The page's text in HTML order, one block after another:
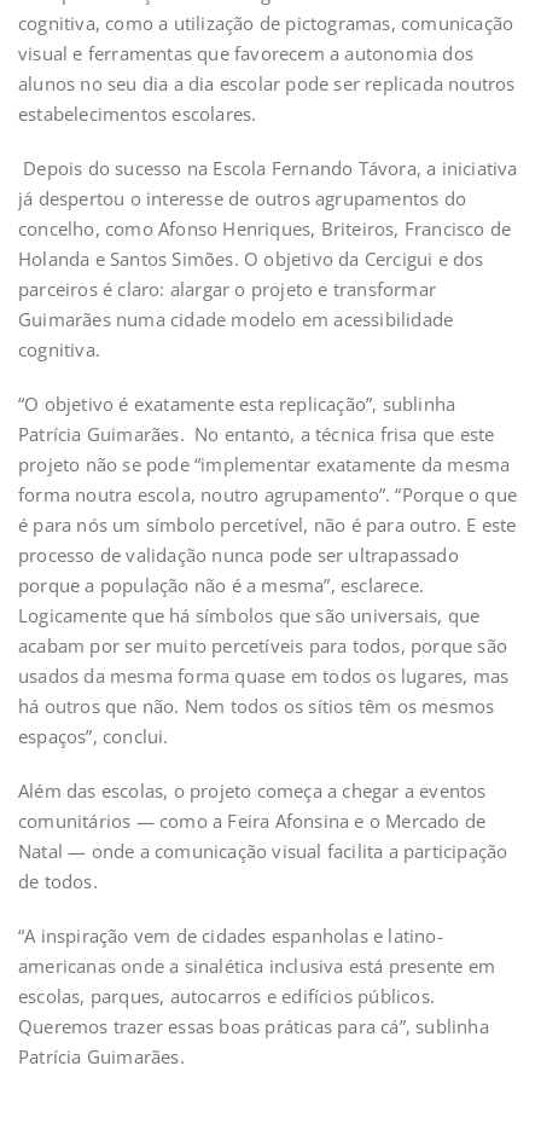
cognitiva, como a utilização de pictogramas, comunicação
visual e ferramentas que favorecem a autonomia dos
alunos no seu dia a dia escolar pode ser replicada noutros
estabelecimentos escolares.
Depois do sucesso na Escola Fernando Távora, a iniciativa
já despertou o interesse de outros agrupamentos do
concelho, como Afonso Henriques, Briteiros, Francisco de
Holanda e Santos Simões. O objetivo da Cercigui e dos
parceiros é claro: alargar o projeto e transformar
Guimarães numa cidade modelo em acessibilidade
cognitiva.
“O objetivo é exatamente esta replicação”, sublinha
Patrícia Guimarães. No entanto, a técnica frisa que este
projeto não se pode “implementar exatamente da mesma
forma noutra escola, noutro agrupamento”. “Porque o que
é para nós um símbolo percetível, não é para outro. E este
processo de validação nunca pode ser ultrapassado
porque a população não é a mesma”, esclarece.
Logicamente que há símbolos que são universais, que
acabam por ser muito percetíveis para todos, porque são
usados da mesma forma quase em todos os lugares, mas
há outros que não. Nem todos os sítios têm os mesmos
espaços”, conclui.
Além das escolas, o projeto começa a chegar a eventos
comunitários — como a Feira Afonsina e o Mercado de
Natal — onde a comunicação visual facilita a participação
de todos.
“A inspiração vem de cidades espanholas e latino-
americanas onde a sinalética inclusiva está presente em
escolas, parques, autocarros e edifícios públicos.
Queremos trazer essas boas práticas para cá”, sublinha
Patrícia Guimarães.